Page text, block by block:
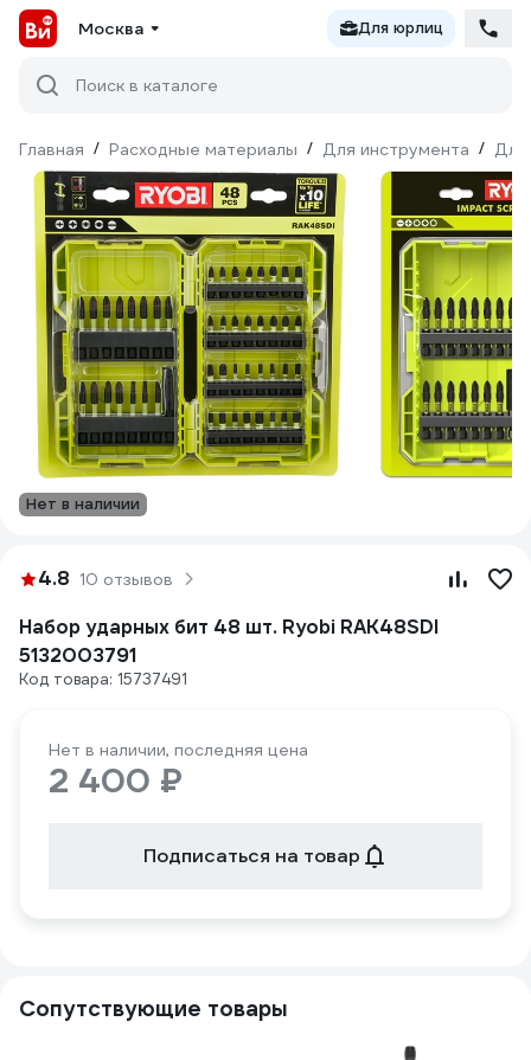
Москва Для юрлиц
Поиск в каталоге
Главная / Расходные материалы / Для инструмента / Для
Нет в наличии
4.8 10 отзывов
Набор ударных бит 48 шт. Ryobi RAK48SDI
5132003791
Код товара: 15737491
Нет в наличии, последняя цена
2 400 ₽
Подписаться на товар
Сопутствующие товары